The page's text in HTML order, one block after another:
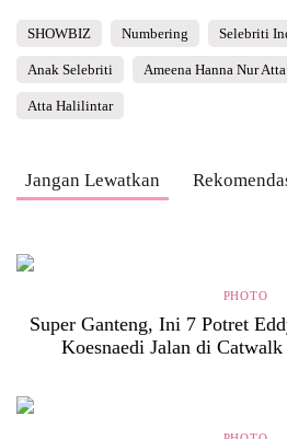
SHOWBIZ Numbering Selebriti
Anak Selebriti Ameena Hanna Nur Atta
Atta Halilintar
Jangan Lewatkan
PHOTO
Super Ganteng, Ini 7 Potret
Koesnaedi Jalan di